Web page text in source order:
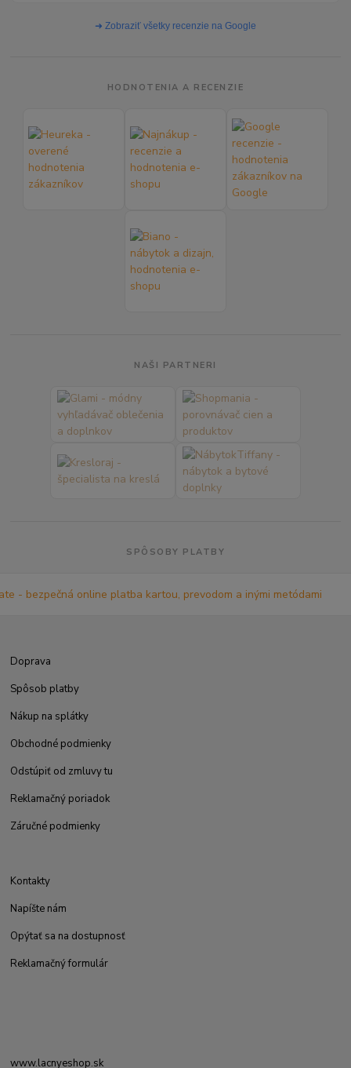
➜ Zobraziť všetky recenzie na Google
HODNOTENIA A RECENZIE
NAŠI PARTNERI
SPÔSOBY PLATBY
Doprava
Spôsob platby
Nákup na splátky
Obchodné podmienky
Odstúpiť od zmluvy tu
Reklamačný poriadok
Záručné podmienky
Kontakty
Napíšte nám
Opýtať sa na dostupnosť
Reklamačný formulár
www.lacnyeshop.sk